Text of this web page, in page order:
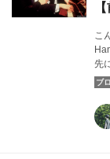
こ
先
2